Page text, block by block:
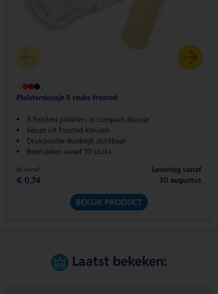
Pleisterdoosje 5 stuks frosted
5 frosted pleisters in compact doosje
Keuze uit frosted kleuren
Drukpositie duidelijk zichtbaar
Bedrukken vanaf 10 stuks
Al vanaf
€ 0,74
Levering vanaf
20 augustus
BEKIJK PRODUCT
Laatst bekeken: